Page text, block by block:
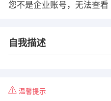
您不是企业账号，无法查看
自我描述
温馨提示